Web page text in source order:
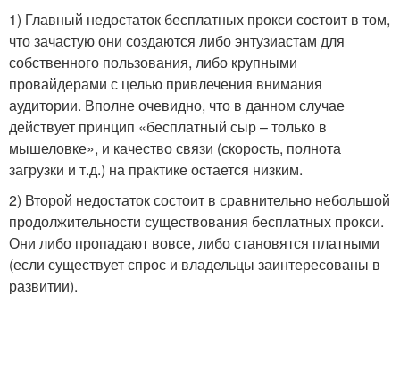
1) Главный недостаток бесплатных прокси состоит в том,
что зачастую они создаются либо энтузиастам для
собственного пользования, либо крупными
провайдерами с целью привлечения внимания
аудитории. Вполне очевидно, что в данном случае
действует принцип «бесплатный сыр – только в
мышеловке», и качество связи (скорость, полнота
загрузки и т.д.) на практике остается низким.
2) Второй недостаток состоит в сравнительно небольшой
продолжительности существования бесплатных прокси.
Они либо пропадают вовсе, либо становятся платными
(если существует спрос и владельцы заинтересованы в
развитии).